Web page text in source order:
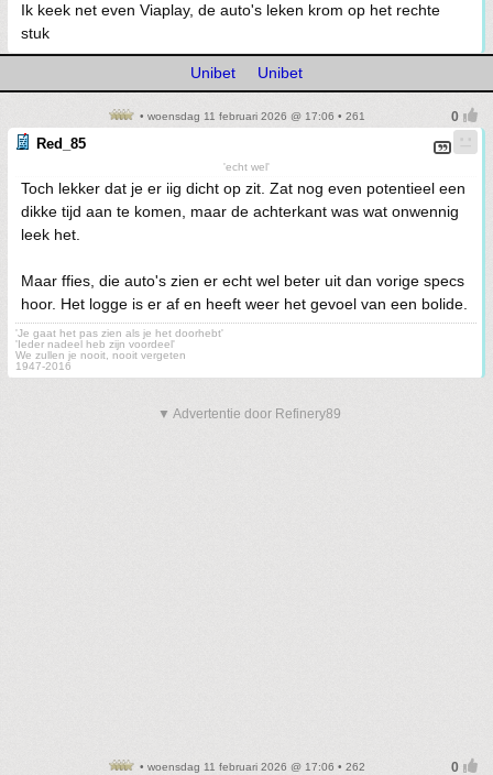
Ik keek net even Viaplay, de auto's leken krom op het rechte
stuk
Unibet Unibet
• woensdag 11 februari 2026 @ 17:06 • 261
Red_85
'echt wel'
Toch lekker dat je er iig dicht op zit. Zat nog even potentieel een
dikke tijd aan te komen, maar de achterkant was wat onwennig
leek het.
Maar ffies, die auto's zien er echt wel beter uit dan vorige specs
hoor. Het logge is er af en heeft weer het gevoel van een bolide.
'Je gaat het pas zien als je het doorhebt'
'Ieder nadeel heb zijn voordeel'
We zullen je nooit, nooit vergeten
1947-2016
▼ Advertentie door Refinery89
• woensdag 11 februari 2026 @ 17:06 • 262